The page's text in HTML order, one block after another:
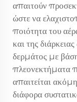
απαιτούν
ώστε να
ποιότητα του
και της
δερμάτος με
πλεονεκτήματα
απαιτείται
διάφορα